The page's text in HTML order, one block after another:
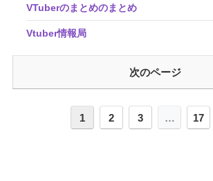
VTuberのまとめのまとめ
Vtuber情報局
次のページ
1 2 3 … 17